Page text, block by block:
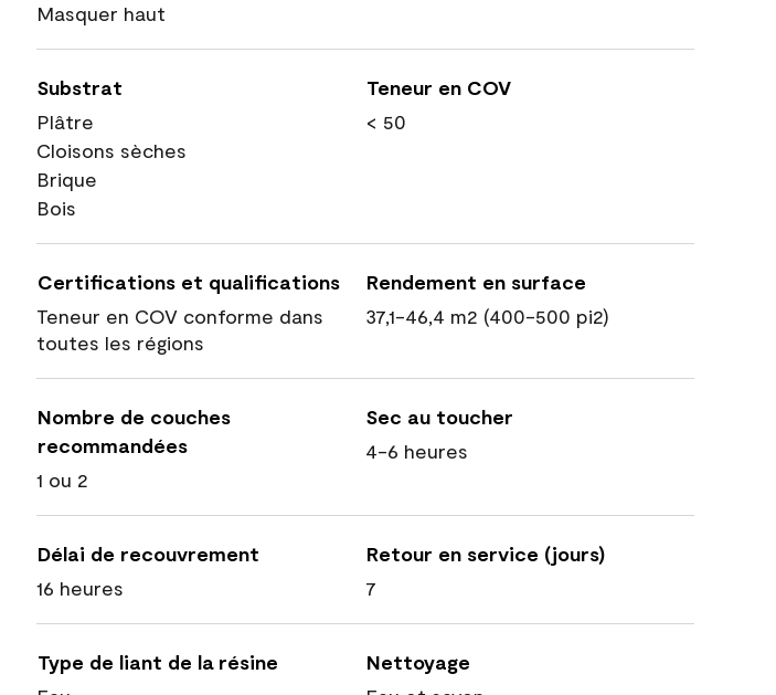
Masquer haut
Substrat
Plâtre
Cloisons sèches
Brique
Bois
Teneur en COV
< 50
Certifications et qualifications
Teneur en COV conforme dans
toutes les régions
Rendement en surface
37,1-46,4 m2 (400-500 pi2)
Nombre de couches
recommandées
1 ou 2
Sec au toucher
4-6 heures
Délai de recouvrement
16 heures
Retour en service (jours)
7
Type de liant de la résine
Nettoyage